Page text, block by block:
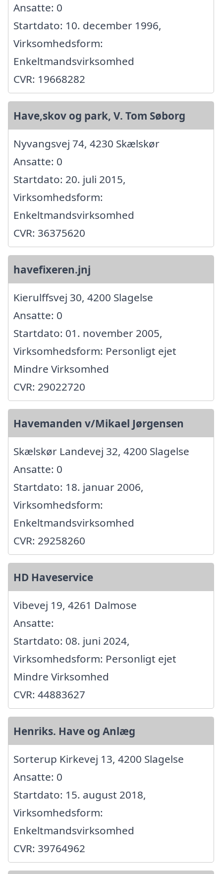
Ansatte: 0
Startdato: 10. december 1996,
Virksomhedsform:
Enkeltmandsvirksomhed
CVR: 19668282
Have,skov og park, V. Tom Søborg
Nyvangsvej 74, 4230 Skælskør
Ansatte: 0
Startdato: 20. juli 2015,
Virksomhedsform:
Enkeltmandsvirksomhed
CVR: 36375620
havefixeren.jnj
Kierulffsvej 30, 4200 Slagelse
Ansatte: 0
Startdato: 01. november 2005,
Virksomhedsform: Personligt ejet
Mindre Virksomhed
CVR: 29022720
Havemanden v/Mikael Jørgensen
Skælskør Landevej 32, 4200 Slagelse
Ansatte: 0
Startdato: 18. januar 2006,
Virksomhedsform:
Enkeltmandsvirksomhed
CVR: 29258260
HD Haveservice
Vibevej 19, 4261 Dalmose
Ansatte:
Startdato: 08. juni 2024,
Virksomhedsform: Personligt ejet
Mindre Virksomhed
CVR: 44883627
Henriks. Have og Anlæg
Sorterup Kirkevej 13, 4200 Slagelse
Ansatte: 0
Startdato: 15. august 2018,
Virksomhedsform:
Enkeltmandsvirksomhed
CVR: 39764962